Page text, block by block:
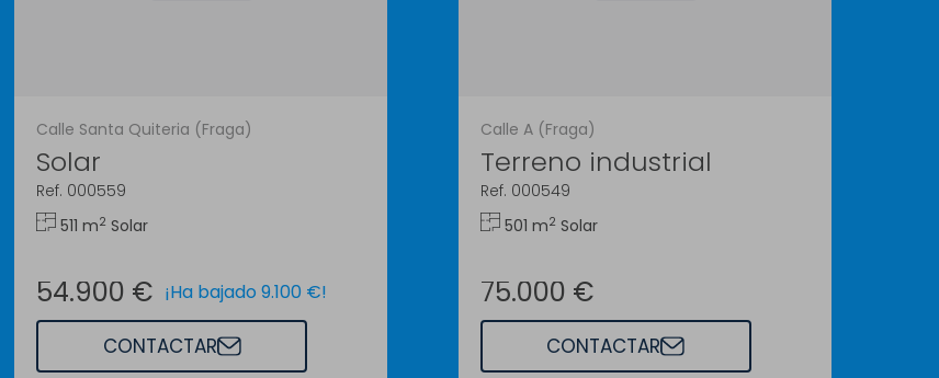
Calle Santa Quiteria (Fraga)
Solar
Ref. 000559
511 m2 Solar
54.900 € ¡Ha bajado 9.100 €!
CONTACTAR
Calle A (Fraga)
Terreno industrial
Ref. 000549
501 m2Solar
75.000 €
CONTACTAR